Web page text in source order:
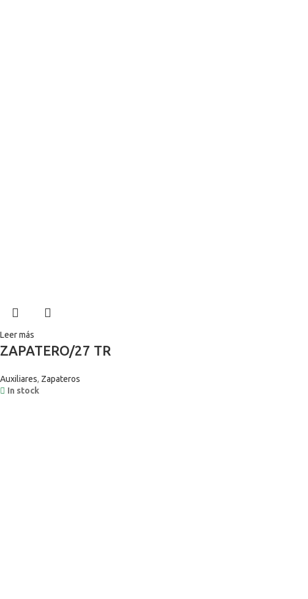
Leer más
ZAPATERO/27 TR
Auxiliares, Zapateros
In stock